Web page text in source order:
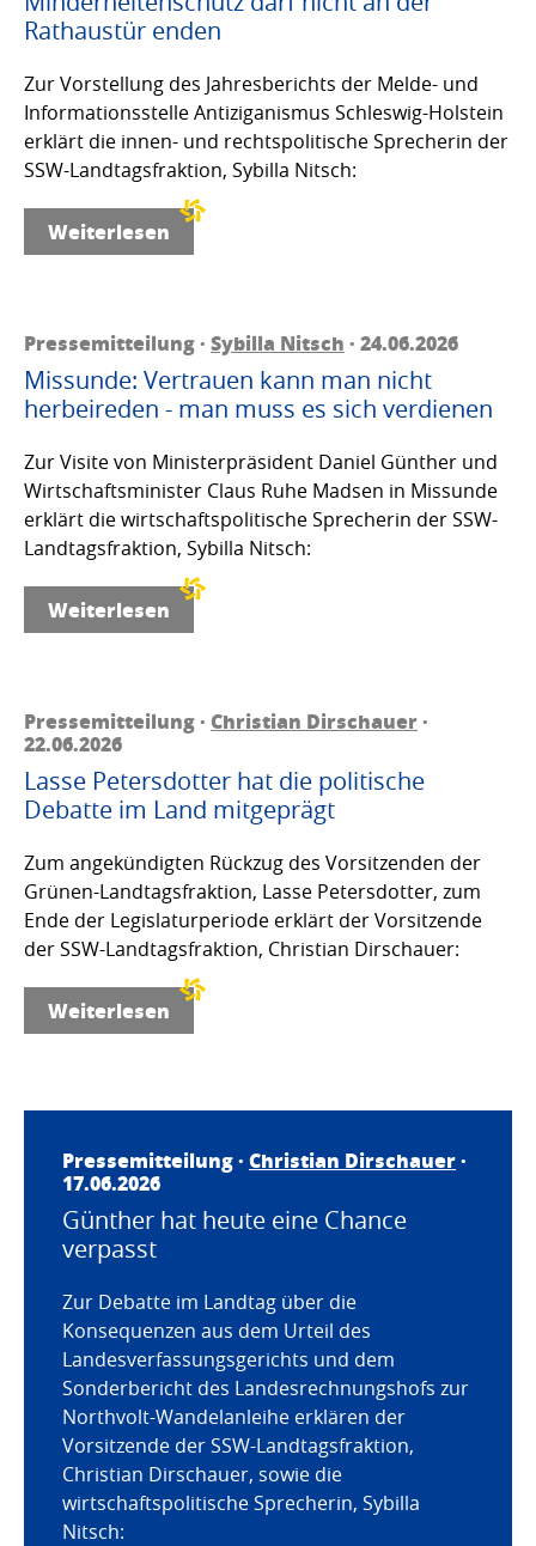
Rathaustür enden
Zur Vorstellung des Jahresberichts der Melde- und
Informationsstelle Antiziganismus Schleswig-Holstein
erklärt die innen- und rechtspolitische Sprecherin der
SSW-Landtagsfraktion, Sybilla Nitsch:
Weiterlesen
Pressemitteilung · Sybilla Nitsch · 24.06.2026
Missunde: Vertrauen kann man nicht
herbeireden - man muss es sich verdienen
Zur Visite von Ministerpräsident Daniel Günther und
Wirtschaftsminister Claus Ruhe Madsen in Missunde
erklärt die wirtschaftspolitische Sprecherin der SSW-
Landtagsfraktion, Sybilla Nitsch:
Weiterlesen
Pressemitteilung · Christian Dirschauer·
22.06.2026
Lasse Petersdotter hat die politische
Debatte im Land mitgeprägt
Zum angekündigten Rückzug des Vorsitzenden der
Grünen-Landtagsfraktion, Lasse Petersdotter, zum
Ende der Legislaturperiode erklärt der Vorsitzende
der SSW-Landtagsfraktion, Christian Dirschauer:
Weiterlesen
Pressemitteilung · Christian Dirschauer·
17.06.2026
Günther hat heute eine Chance
verpasst
Zur Debatte im Landtag über die
Konsequenzen aus dem Urteil des
Landesverfassungsgerichts und dem
Sonderbericht des Landesrechnungshofs zur
Northvolt-Wandelanleihe erklären der
Vorsitzende der SSW-Landtagsfraktion,
Christian Dirschauer, sowie die
wirtschaftspolitische Sprecherin, Sybilla
Nitsch: